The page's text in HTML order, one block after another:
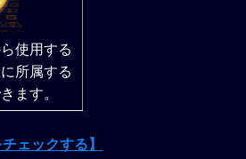
使用する
所属する
ます。
ェックする】